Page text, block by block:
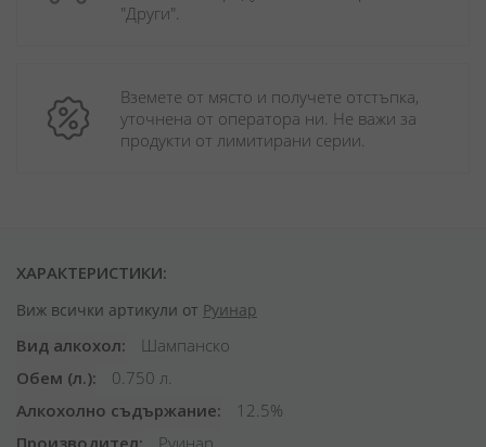
"Други".
Вземете от място и получете отстъпка,
уточнена от оператора ни. Не важи за
продукти от лимитирани серии.
ХАРАКТЕРИСТИКИ:
Виж всички артикули от Руинар
Вид алкохол
Шампанско
Обем (л.)
0.750 л.
Алкохолно съдържание
12.5%
Производител
Руинар